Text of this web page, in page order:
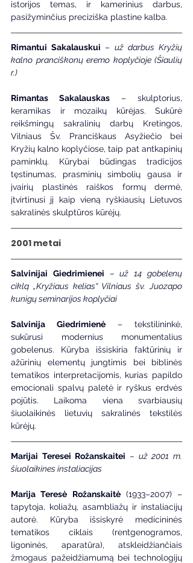
istorijos temas, ir kamerinius darbus,
pasižyminčius preciziška plastine kalba.
Rimantui Sakalauskui – už darbus Kryžių
kalno pranciškonų eremo koplyčioje (Šiaulių
r.)
Rimantas Sakalauskas – skulptorius,
keramikas ir mozaikų kūrėjas. Sukūrė
reikšmingų sakralinių darbų Kretingos,
Vilniaus Šv. Pranciškaus Asyžiečio bei
Kryžių kalno koplyčiose, taip pat antkapinių
paminklų. Kūrybai būdingas tradicijos
tęstinumas, prasminių simbolių gausa ir
įvairių plastinės raiškos formų dermė,
įtvirtinusi jį kaip vieną ryškiausių Lietuvos
sakralinės skulptūros kūrėjų.
2001 metai
Salvinijai Giedrimienei
– už 14 gobelenų
ciklą „Kryžiaus kelias“ Vilniaus šv. Juozapo
kunigų seminarijos koplyčiai
Salvinija Giedrimienė – tekstilininkė,
sukūrusi modernius monumentalius
gobelenus. Kūryba išsiskiria faktūrinių ir
ažūrinių elementų jungtimis bei biblinės
tematikos interpretacijomis, kurias papildo
emocionali spalvų paletė ir ryškus erdvės
pojūtis. Laikoma viena svarbiausių
šiuolaikinės lietuvių sakralinės tekstilės
kūrėjų.
Marijai Teresei Rožanskaitei – už 2001 m.
šiuolaikines instaliacijas
Marija Teresė Rožanskaitė (1933–2007) –
tapytoja, koliažų, asambliažų ir instaliacijų
autorė. Kūryba išsiskyrė medicininės
tematikos ciklais (rentgenogramos,
ligoninės, aparatūra), atskleidžiančiais
žmogaus pažeidžiamumą bei technologijų